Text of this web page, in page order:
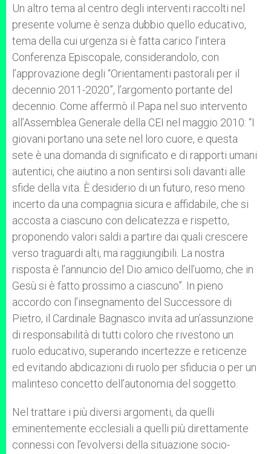
Un altro tema al centro degli interventi raccolti nel
presente volume è senza dubbio quello educativo,
tema della cui urgenza si è fatta carico l’intera
Conferenza Episcopale, considerandolo, con
l’approvazione degli “Orientamenti pastorali per il
decennio 2011-2020”, l’argomento portante del
decennio. Come affermò il Papa nel suo intervento
all’Assemblea Generale della CEI nel maggio 2010: “I
giovani portano una sete nel loro cuore, e questa
sete è una domanda di significato e di rapporti umani
autentici, che aiutino a non sentirsi soli davanti alle
sfide della vita. È desiderio di un futuro, reso meno
incerto da una compagnia sicura e affidabile, che si
accosta a ciascuno con delicatezza e rispetto,
proponendo valori saldi a partire dai quali crescere
verso traguardi alti, ma raggiungibili. La nostra
risposta è l’annuncio del Dio amico dell’uomo, che in
Gesù si è fatto prossimo a ciascuno”. In pieno
accordo con l’insegnamento del Successore di
Pietro, il Cardinale Bagnasco invita ad un’assunzione
di responsabilità di tutti coloro che rivestono un
ruolo educativo, superando incertezze e reticenze
ed evitando abdicazioni di ruolo per sfiducia o per un
malinteso concetto dell’autonomia del soggetto.
Nel trattare i più diversi argomenti, da quelli
eminentemente ecclesiali a quelli più direttamente
connessi con l’evolversi della situazione socio-